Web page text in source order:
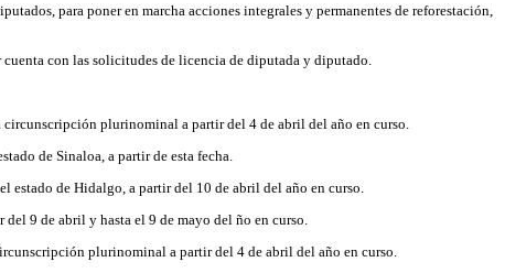
para poner en marcha acciones integrales y permanentes de reforestación,
con las solicitudes de licencia de diputada y diputado.
plurinominal a partir del 4 de abril del año en curso.
de Sinaloa, a partir de esta fecha.
de Hidalgo, a partir del 10 de abril del año en curso.
9 de abril y hasta el 9 de mayo del ño en curso.
plurinominal a partir del 4 de abril del año en curso.